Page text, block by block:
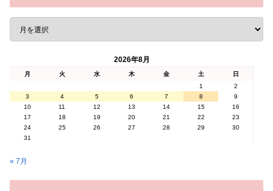
2026年8月
月 火 水 木 金 土
日
1
2
3
4 5 6 7 8
9
10
11 12 13 14 15
16
17
18 19 20 21 22
23
24
25 26 27 28 29
30
31
« 7月